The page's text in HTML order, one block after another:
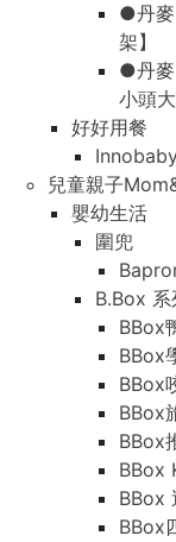
●丹麥
架】
●丹麥
小頭
好好用餐
兒童親子
嬰幼生活
圍兜
B.Box 系
BBox
BBox
BBox
BBox
BBox
BBox
BBox
BBox